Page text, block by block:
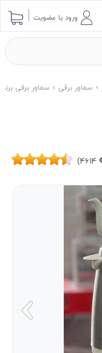
ورود یا عضویت
سماور برقی سماور برقی
4614)